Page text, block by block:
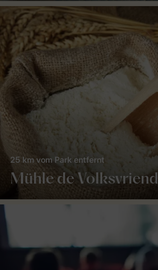
Mühle de Volksvriend
25 km vom Park entfernt